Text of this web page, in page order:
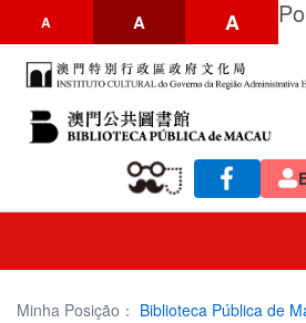
A A A
Minha Posição： Biblioteca Pública de